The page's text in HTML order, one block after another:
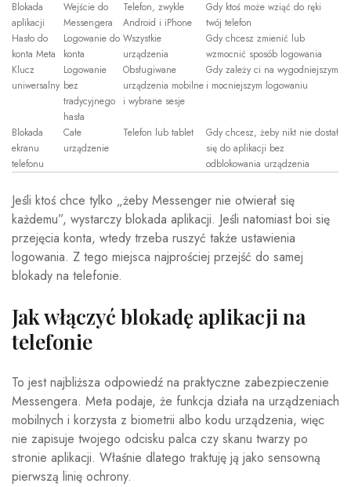
Blokada
aplikacji
Wejście do
Messengera
Telefon, zwykle
Android i iPhone
Gdy ktoś może wziąć do ręki
twój telefon
Hasło do
konta Meta
Logowanie do
konta
Wszystkie
urządzenia
Gdy chcesz zmienić lub
wzmocnić sposób logowania
Klucz
uniwersalny
Logowanie
bez
tradycyjnego
hasła
Obsługiwane
urządzenia mobilne
i wybrane sesje
Gdy zależy ci na wygodniejszym
i mocniejszym logowaniu
Blokada
ekranu
telefonu
Całe
urządzenie
Telefon lub tablet
Gdy chcesz, żeby nikt nie dostał
się do aplikacji bez
odblokowania urządzenia
Jeśli ktoś chce tylko „żeby Messenger nie otwierał się
każdemu”, wystarczy blokada aplikacji. Jeśli natomiast boi się
przejęcia konta, wtedy trzeba ruszyć także ustawienia
logowania. Z tego miejsca najprościej przejść do samej
blokady na telefonie.
Jak włączyć blokadę aplikacji na
telefonie
To jest najbliższa odpowiedź na praktyczne zabezpieczenie
Messengera. Meta podaje, że funkcja działa na urządzeniach
mobilnych i korzysta z biometrii albo kodu urządzenia, więc
nie zapisuje twojego odcisku palca czy skanu twarzy po
stronie aplikacji. Właśnie dlatego traktuję ją jako sensowną
pierwszą linię ochrony.